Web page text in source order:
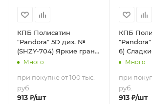
КПБ Полисатин
"Pandora" 5D диз. №
(SHZY-704) Яркие грани
(2,0-сп. с
Много
при покупке от 100 тыс.
руб.
913 ₽/шт
КПБ
6)
Много
при
руб.
913₽/шт